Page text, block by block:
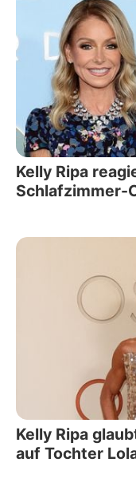
Kelly Ripa
Schlafzimmer-
Kelly Ripa
auf Tochter